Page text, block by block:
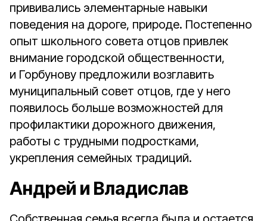
прививались элементарные навыки
поведения на дороге, природе. Постепенно
опыт школьного совета отцов привлек
внимание городской общественности,
и Горбунову предложили возглавить
муниципальный совет отцов, где у него
появилось больше возможностей для
профилактики дорожного движения,
работы с трудными подростками,
укрепления семейных традиций.
Андрей и Владислав